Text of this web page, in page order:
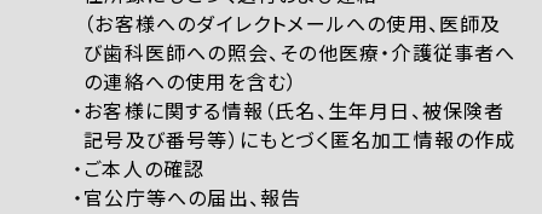
（お客様へのダイレクトメールへの使用、医師及
び歯科医師への照会、その他医療・介護従事者へ
の連絡への使用を含む）
お客様に関する情報（氏名、生年月日、被保険者
記号及び番号等）にもとづく匿名加工情報の作成
ご本人の確認
官公庁等への届出、報告